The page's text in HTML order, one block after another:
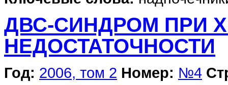
ДВС-СИНДРОМ ПРИ
НЕДОСТАТОЧНОСТИ
Год: 2006, том 2 Номер: №4